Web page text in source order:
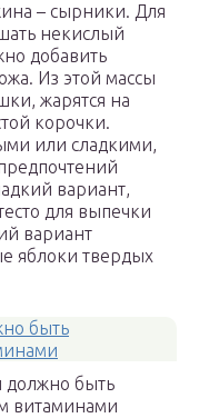
– сырники. Для
некислый
добавить
Из этой массы
жарятся на
корочки.
или сладкими,
вариант,
для выпечки
вариант
яблоки твердых
быть
витаминами